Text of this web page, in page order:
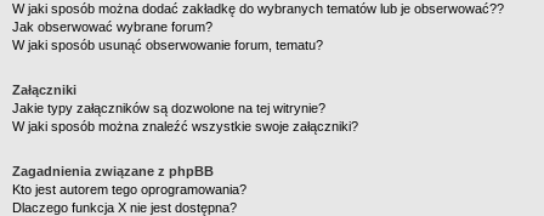
W jaki sposób można dodać zakładkę do wybranych tematów lub je obserwować??
Jak obserwować wybrane forum?
W jaki sposób usunąć obserwowanie forum, tematu?
Załączniki
Jakie typy załączników są dozwolone na tej witrynie?
W jaki sposób można znaleźć wszystkie swoje załączniki?
Zagadnienia związane z phpBB
Kto jest autorem tego oprogramowania?
Dlaczego funkcja X nie jest dostępna?